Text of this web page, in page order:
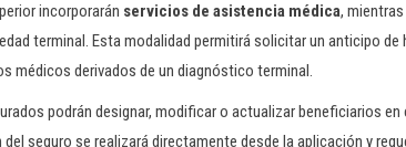
incorporarán servicios de asistencia médica,
terminal. Esta modalidad permitirá solicitar un anticipo de
médicos derivados de un diagnóstico terminal.
podrán designar, modificar o actualizar beneficiarios
seguro se realizará directamente desde la aplicación y